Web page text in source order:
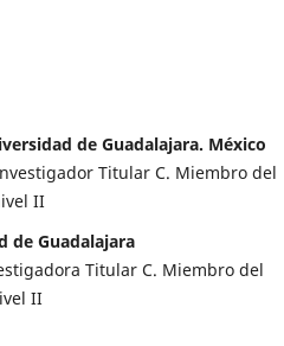
de Guadalajara. México
Titular C. Miembro del
II
de Guadalajara
Titular C. Miembro del
II